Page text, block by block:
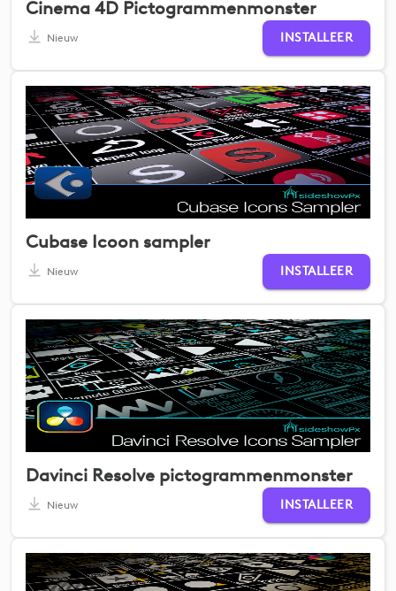
Cinema 4D Pictogrammenmonster
Nieuw INSTALLEER
Cubase Icoon sampler
Nieuw INSTALLEER
Davinci Resolve pictogrammenmonster
Nieuw INSTALLEER